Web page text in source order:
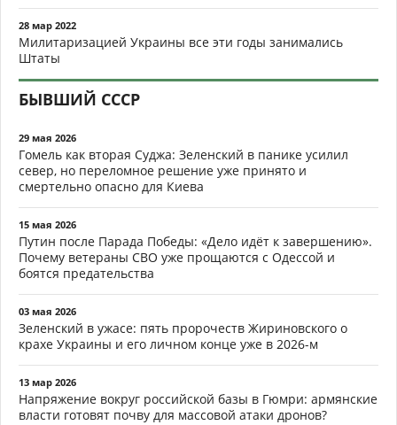
28 мар 2022
Милитаризацией Украины все эти годы занимались
Штаты
БЫВШИЙ СССР
29 мая 2026
Гомель как вторая Суджа: Зеленский в панике усилил
север, но переломное решение уже принято и
смертельно опасно для Киева
15 мая 2026
Путин после Парада Победы: «Дело идёт к завершению».
Почему ветераны СВО уже прощаются с Одессой и
боятся предательства
03 мая 2026
Зеленский в ужасе: пять пророчеств Жириновского о
крахе Украины и его личном конце уже в 2026-м
13 мар 2026
Напряжение вокруг российской базы в Гюмри: армянские
власти готовят почву для массовой атаки дронов?